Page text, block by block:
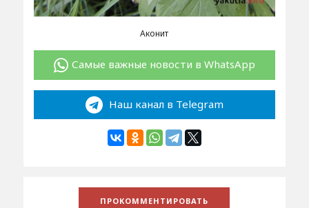
Аконит
Самые важные новости в WhatsApp
Наш канал в Telegram